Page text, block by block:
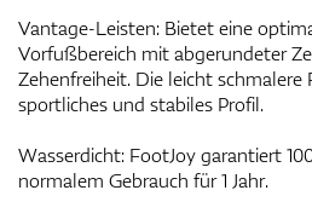
Vantage-Leisten: Bietet eine
Vorfußbereich mit abgerundeter
Zehenfreiheit. Die leicht schmalere
sportliches und stabiles Profil.
Wasserdicht: FootJoy garantiert
normalem Gebrauch für 1 Jahr.